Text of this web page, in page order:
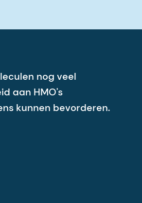
nog veel
aan HMO's
kunnen bevorderen.